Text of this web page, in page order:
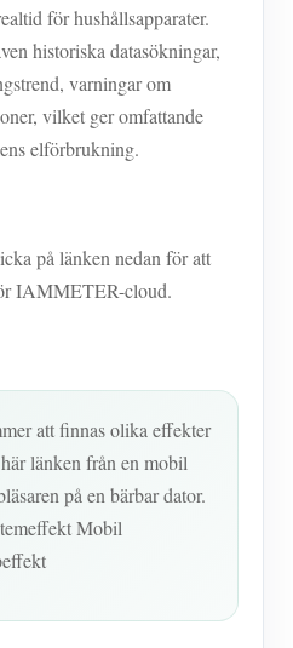
för hushållsapparater.
historiska datasökningar,
varningar om
vilket ger omfattande
elförbrukning.
på länken nedan för att
IAMMETER-cloud.
att finnas olika effekter
länken från en mobil
på en bärbar dator.
Mobil